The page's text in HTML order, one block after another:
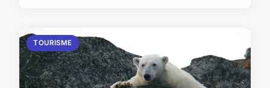
TOURISME